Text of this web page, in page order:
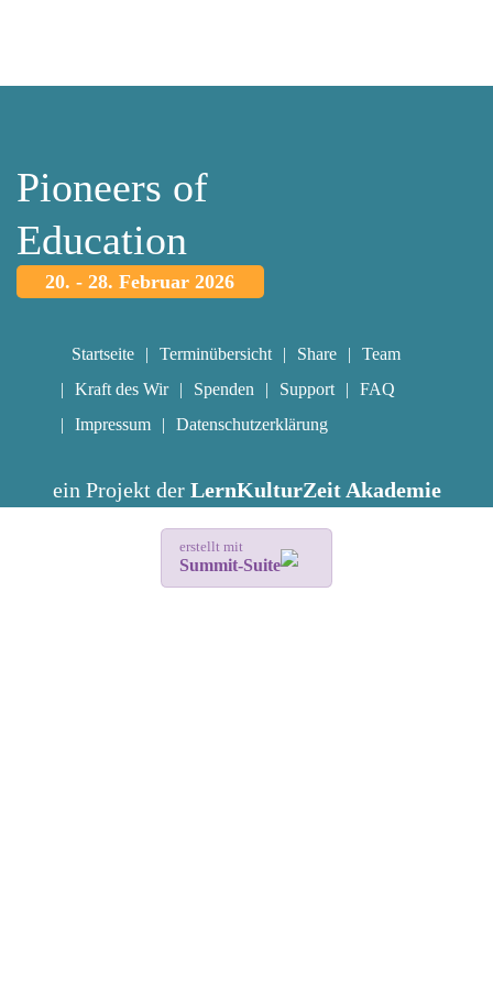
Pioneers of
Education
20. - 28. Februar 2026
Startseite Terminübersicht Share
Team
Kraft des Wir
Spenden Support
FAQ
Impressum
Datenschutzerklärung
ein Projekt der LernKulturZeit Akademie
erstellt mit
Summit-Suite